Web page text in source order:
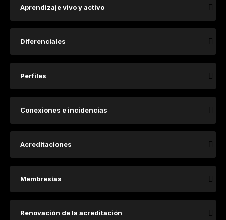
Aprendizaje vivo y activo
Diferenciales
Perfiles
Conexiones e incidencias
Acreditaciones
Membresías
Renovación de la acreditación